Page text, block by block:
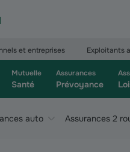
et entreprises Exploitants
Mutuelle
Santé
Assurances
Prévoyance
auto Assurances 2